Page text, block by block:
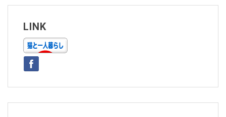
ビ
ゲ
ー
シ
ョ
ン
LINK